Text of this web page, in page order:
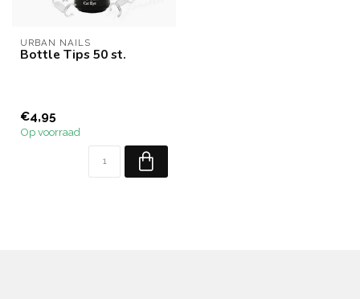
URBAN NAILS
Bottle Tips 50 st.
€4,95
Op voorraad